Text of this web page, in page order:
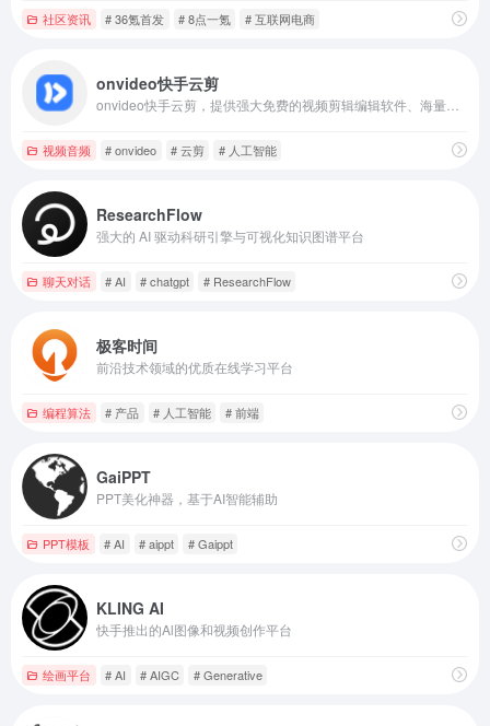
社区资讯 # 36氪首发 # 8点一氪 # 互联网电商
onvideo快手云剪
视频音频 # onvideo # 云剪 # 人工智能
ResearchFlow
强大的 AI 驱动科研引擎与可视化知识图谱平台
聊天对话 # AI # chatgpt # ResearchFlow
极客时间
前沿技术领域的优质在线学习平台
编程算法 # 产品 # 人工智能 # 前端
GaiPPT
PPT美化神器，基于AI智能辅助
PPT模板 # AI # aippt # Gaippt
KLING AI
快手推出的Al图像和视频创作平台
绘画平台 # AI # AIGC # Generative